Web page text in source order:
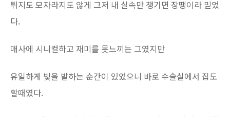
튀지도 모자라지도 않게 그저 내 실속만 챙기면 장땡이라 믿었
다.
매사에 시니컬하고 재미를 못느끼는 그였지만
유일하게 빛을 발하는 순간이 있었으니 바로 수술실에서 집도
할때였다.